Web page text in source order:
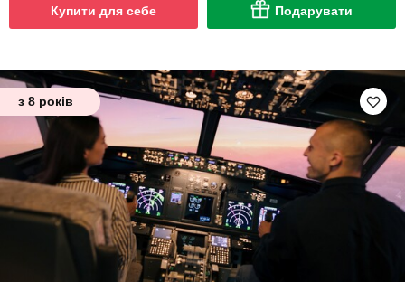
Купити для себе Подарувати
з 8 років